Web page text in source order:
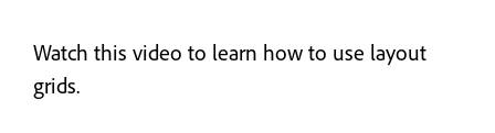
Watch this video to learn how to use layout
grids.